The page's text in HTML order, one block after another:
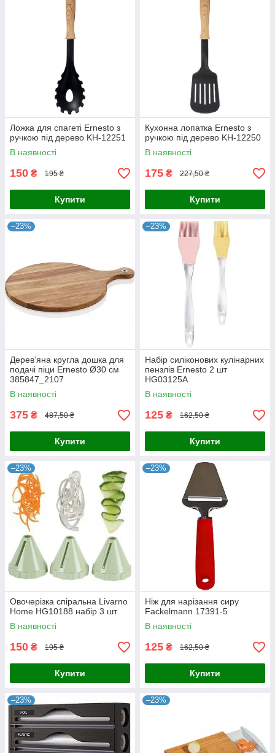
Ложка для спагеті Ernesto з
ручкою під дерево KH-12251
В наявності
150 ₴ 195 ₴
Купити
Кухонна лопатка Ernesto з
ручкою під дерево KH-12250
В наявності
175 ₴ 227,50 ₴
Купити
–23%
Дерев’яна кругла дошка для
подачі піци Ernesto Ø30 см
385847_2107
В наявності
375 ₴ 487,50 ₴
Купити
–23%
Набір силіконових кулінарних
пензлів Ernesto 2 шт
HG03125A
В наявності
125 ₴ 162,50 ₴
Купити
–23%
Овочерізка спіральна Livarno
Home HG10188 набір 3 шт
В наявності
150 ₴ 195 ₴
Купити
–23%
Ніж для нарізання сиру
Fackelmann 17391-5
В наявності
125 ₴ 162,50 ₴
Купити
–23% –23%